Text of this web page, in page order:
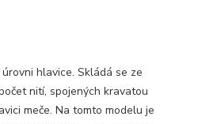
hlavice. Skládá se ze
nití, spojených kravatou
meče. Na tomto modelu je